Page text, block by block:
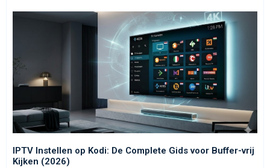
IPTV Instellen op Kodi: De Complete Gids voor Buffer-vrij
Kijken (2026)